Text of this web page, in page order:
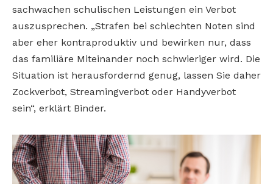
sachwachen schulischen Leistungen ein Verbot
auszusprechen. „Strafen bei schlechten Noten sind
aber eher kontraproduktiv und bewirken nur, dass
das familiäre Miteinander noch schwieriger wird. Die
Situation ist herausfordernd genug, lassen Sie daher
Zockverbot, Streamingverbot oder Handyverbot
sein“, erklärt Binder.